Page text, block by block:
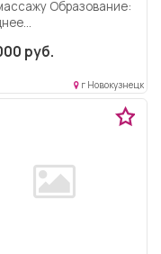
Образование:
Оказание
выполнение...
руб.
г Новокузнецк